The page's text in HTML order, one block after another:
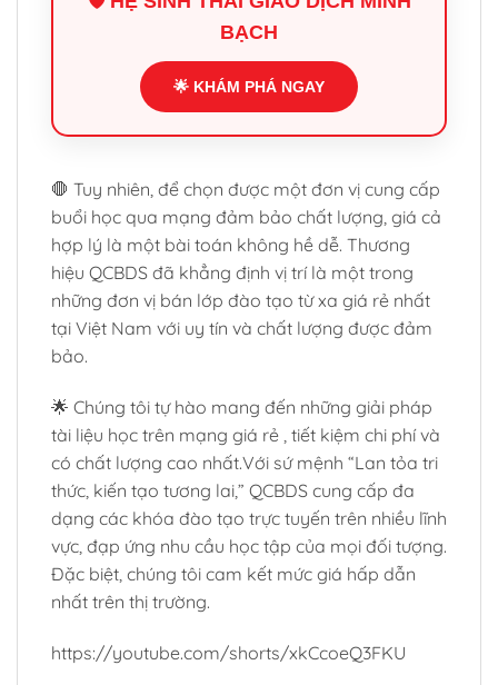
BẠCH
🌟 KHÁM PHÁ NGAY
🛑 Tuy nhiên, để chọn được một đơn vị cung cấp
buổi học qua mạng đảm bảo chất lượng, giá cả
hợp lý là một bài toán không hề dễ. Thương
hiệu QCBDS đã khẳng định vị trí là một trong
những đơn vị bán lớp đào tạo từ xa giá rẻ nhất
tại Việt Nam với uy tín và chất lượng được đảm
bảo.
🌟 Chúng tôi tự hào mang đến những giải pháp
tài liệu học trên mạng giá rẻ , tiết kiệm chi phí và
có chất lượng cao nhất.Với sứ mệnh “Lan tỏa tri
thức, kiến tạo tương lai,” QCBDS cung cấp đa
dạng các khóa đào tạo trực tuyến trên nhiều lĩnh
vực, đạp ứng nhu cầu học tập của mọi đối tượng.
Đặc biệt, chúng tôi cam kết mức giá hấp dẫn
nhất trên thị trường.
https://youtube.com/shorts/xkCcoeQ3FKU